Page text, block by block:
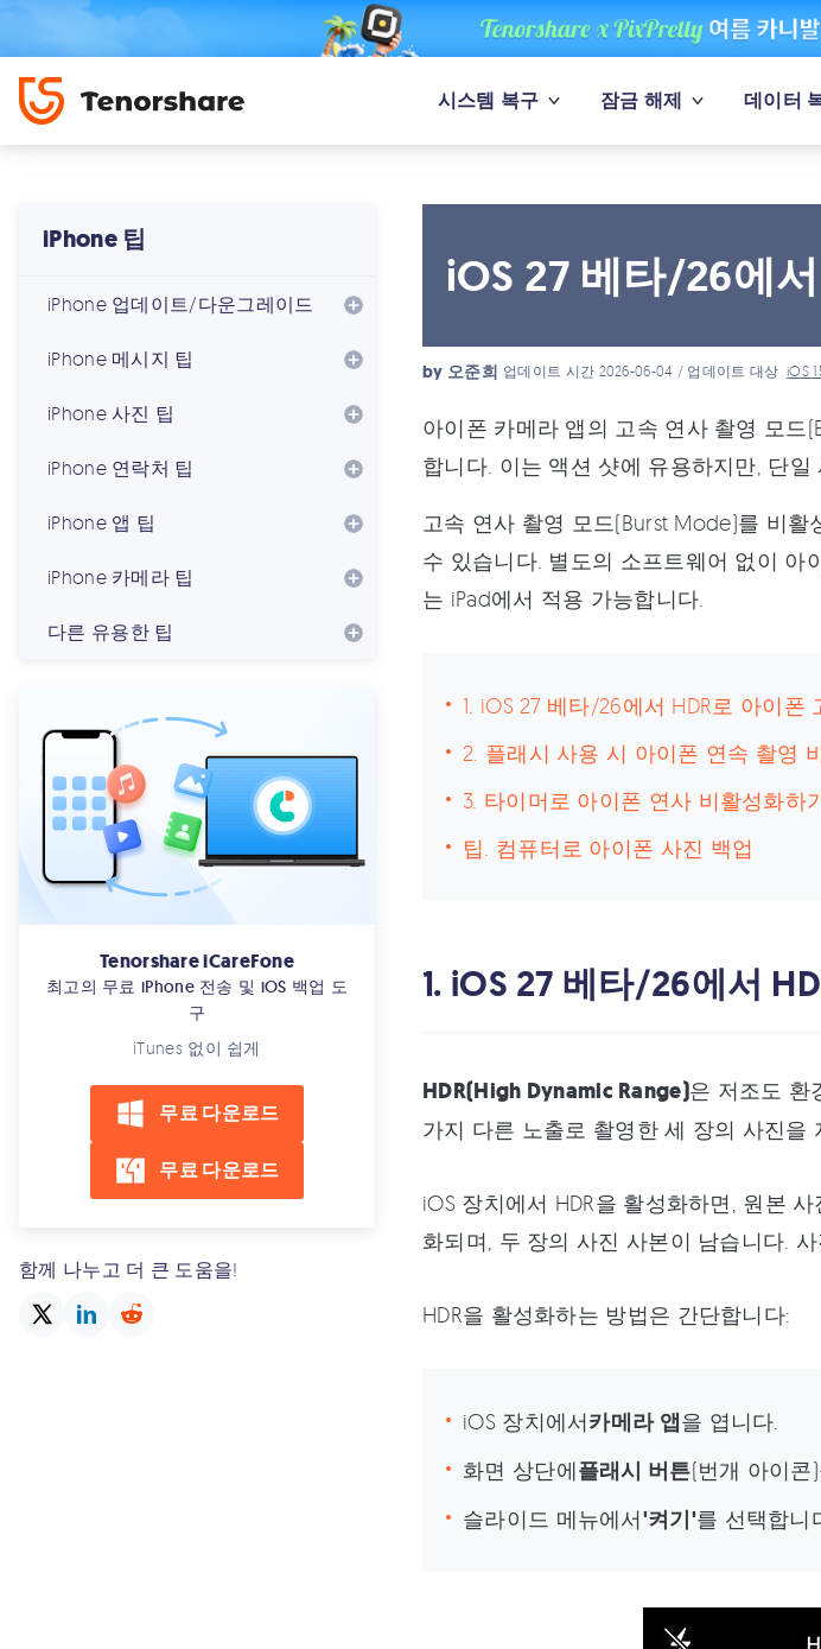
시스템 복구 잠금 해제 데이터
iPhone 팁
iPhone 업데이트/다운그레이드
iPhone 메시지 팁
iPhone 사진 팁
iPhone 연락처 팁
iPhone 앱 팁
iPhone 카메라 팁
다른 유용한 팁
Tenorshare iCareFone
최고의 무료 iPhone 전송 및 iOS 백업 도
구
iTunes 없이 쉽게
무료 다운로드
무료 다운로드
함께 나누고 더 큰 도움을!
iOS 27 베타/26에
by 오준희 업데이트 시간 2026-06-04 / 업데이트 대상iOS
아이폰 카메라 앱의 고속 연사 촬영 모드
합니다. 이는 액션 샷에 유용하지만, 단
고속 연사 촬영 모드(Burst Mode)를 비
수 있습니다. 별도의 소프트웨어 없이 아이
는 iPad에서 적용 가능합니다.
1. iOS 27 베타/26에서 HDR로 아이폰
2. 플래시 사용 시 아이폰 연속 촬영
3. 타이머로 아이폰 연사 비활성화하
팁. 컴퓨터로 아이폰 사진 백업
1. iOS 27 베타/26에서
HDR(High Dynamic Range)은 저조도 환
가지 다른 노출로 촬영한 세 장의 사진을
iOS 장치에서 HDR을 활성화하면, 원본
화되며, 두 장의 사진 사본이 남습니다.
HDR을 활성화하는 방법은 간단합니다:
iOS 장치에서카메라 앱을 엽니다.
화면 상단에플래시 버튼(번개 아이콘
슬라이드 메뉴에서'켜기'를 선택합니